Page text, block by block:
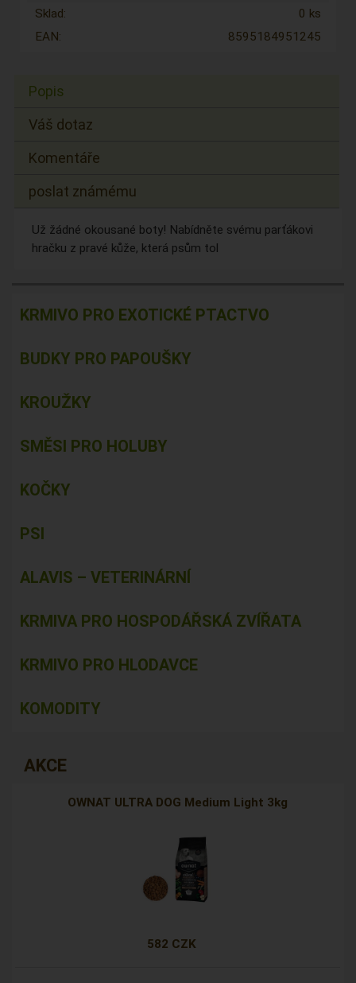
Sklad:
0 ks
EAN:
8595184951245
Popis
Váš dotaz
Komentáře
poslat známému
Už žádné okousané boty! Nabídněte svému parťákovi
hračku z pravé kůže, která psům tol
KRMIVO PRO EXOTICKÉ PTACTVO
BUDKY PRO PAPOUŠKY
KROUŽKY
SMĚSI PRO HOLUBY
KOČKY
PSI
ALAVIS – VETERINÁRNÍ
KRMIVA PRO HOSPODÁŘSKÁ ZVÍŘATA
KRMIVO PRO HLODAVCE
KOMODITY
AKCE
OWNAT ULTRA DOG Medium Light 3kg
582 CZK